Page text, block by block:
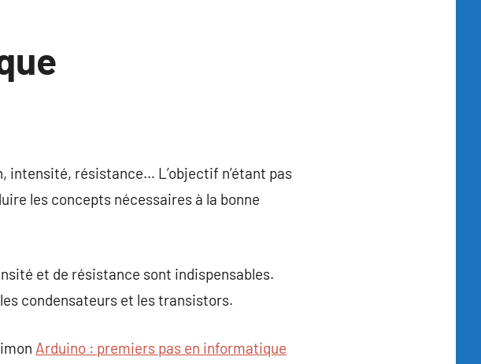
intensité, résistance… L’objectif n’étant pas
les concepts nécessaires à la bonne
et de résistance sont indispensables.
condensateurs et les transistors.
Arduino : premiers pas en informatique